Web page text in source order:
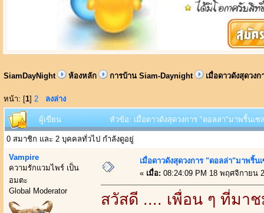
SiamDayNight ห้องหลัก การบ้าน Siam-Daynight เมื่อดาวดังสุดวง
หน้า: [1] 2 ลงล่าง
ผู้เขียน หัวข้อ: เมื่อดาวดังสุดวงการ "ดอลล่า"มาพริ้นเ
0 สมาชิก และ 2 บุคคลทั่วไป กำลังดูอยู่
Vampire
ความรักแวมไพร์ เป็น
อมตะ
Global Moderator
เมื่อดาวดังสุดวงการ "ดอลล่า"มาพริ้น
« เมื่อ: 08:24:09 PM 18 พฤศจิกายน
สวัสดี .... เพื่อน ๆ ที่มา